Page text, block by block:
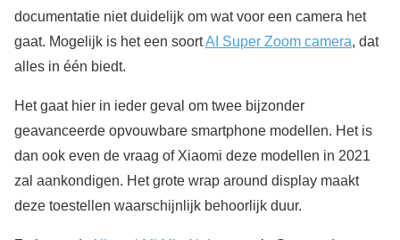
documentatie niet duidelijk om wat voor een camera het
gaat. Mogelijk is het een soortAI Super Zoom camera, dat
alles in één biedt.
Het gaat hier in ieder geval om twee bijzonder
geavanceerde opvouwbare smartphone modellen. Het is
dan ook even de vraag of Xiaomi deze modellen in 2021
zal aankondigen. Het grote wrap around display maakt
deze toestellen waarschijnlijk behoorlijk duur.